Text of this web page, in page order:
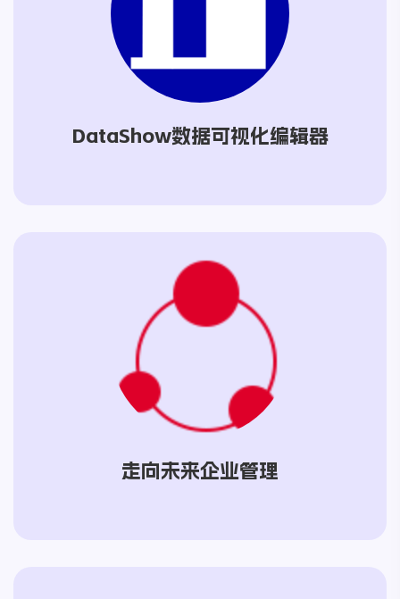
DataShow数据可视化编辑器
走向未来企业管理